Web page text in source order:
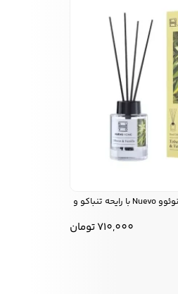
خوشبو کننده هوا نوئوو Nuevo با رایحه تنباکو و
710,000تومان